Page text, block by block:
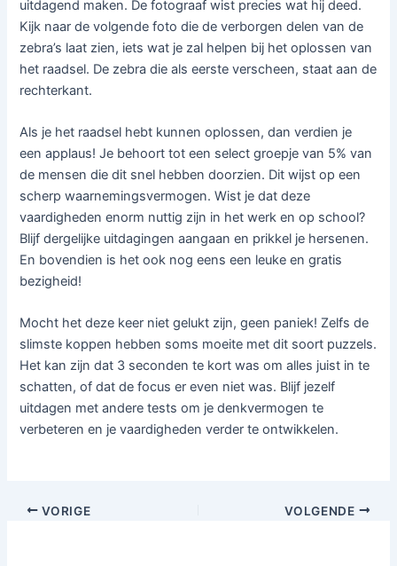
uitdagend maken. De fotograaf wist precies wat hij deed.
Kijk naar de volgende foto die de verborgen delen van de
zebra’s laat zien, iets wat je zal helpen bij het oplossen van
het raadsel. De zebra die als eerste verscheen, staat aan de
rechterkant.
Als je het raadsel hebt kunnen oplossen, dan verdien je
een applaus! Je behoort tot een select groepje van 5% van
de mensen die dit snel hebben doorzien. Dit wijst op een
scherp waarnemingsvermogen. Wist je dat deze
vaardigheden enorm nuttig zijn in het werk en op school?
Blijf dergelijke uitdagingen aangaan en prikkel je hersenen.
En bovendien is het ook nog eens een leuke en gratis
bezigheid!
Mocht het deze keer niet gelukt zijn, geen paniek! Zelfs de
slimste koppen hebben soms moeite met dit soort puzzels.
Het kan zijn dat 3 seconden te kort was om alles juist in te
schatten, of dat de focus er even niet was. Blijf jezelf
uitdagen met andere tests om je denkvermogen te
verbeteren en je vaardigheden verder te ontwikkelen.
VORIGE VOLGENDE